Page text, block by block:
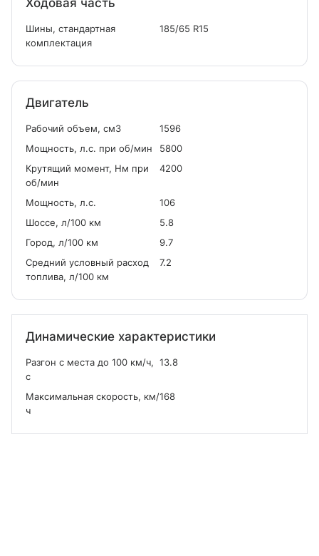
Ходовая часть
Шины, стандартная
комплектация
185/65 R15
Двигатель
Рабочий объем, см3
1596
Мощность, л.с. при об/мин
5800
Крутящий момент, Нм при
об/мин
4200
Мощность, л.с.
106
Шоссе, л/100 км
5.8
Город, л/100 км
9.7
Средний условный расход
топлива, л/100 км
7.2
Динамические характеристики
Разгон с места до 100 км/ч,
с
13.8
Максимальная скорость, км/
ч
168